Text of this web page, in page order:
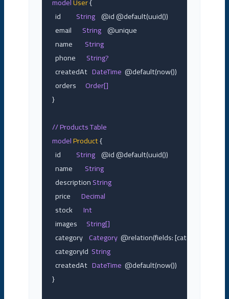
  id
String
    @id @default(uuid())
  email
String
    @unique
  name
String
  phone
String?
  createdAt
DateTime
  @default(now())
  orders
Order[]
}
// Products Table
modelProduct {
  id
String
    @id @default(uuid())
  name
String
  description
String
  price
Decimal
  stock
Int
  images
String[]
  category
Category
  @relation(fields: [categoryId])
  categoryId
String
  createdAt
DateTime
  @default(now())
}